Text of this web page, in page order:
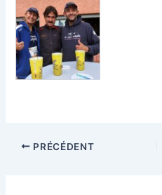
PRÉCÉDENT